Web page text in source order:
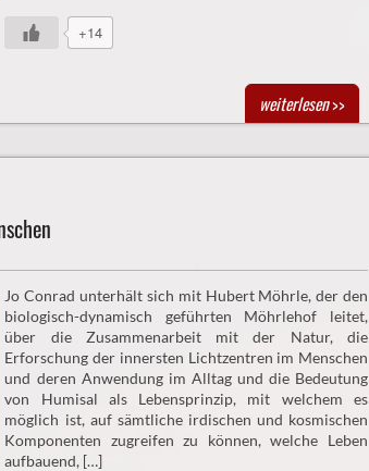
+14
weiterlesen>>
Jo Conrad unterhält sich mit Hubert Möhrle, der den
biologisch-dynamisch geführten Möhrlehof leitet,
über die Zusammenarbeit mit der Natur, die
Erforschung der innersten Lichtzentren im Menschen
und deren Anwendung im Alltag und die Bedeutung
von Humisal als Lebensprinzip, mit welchem es
möglich ist, auf sämtliche irdischen und kosmischen
Komponenten zugreifen zu können, welche Leben
aufbauend, […]